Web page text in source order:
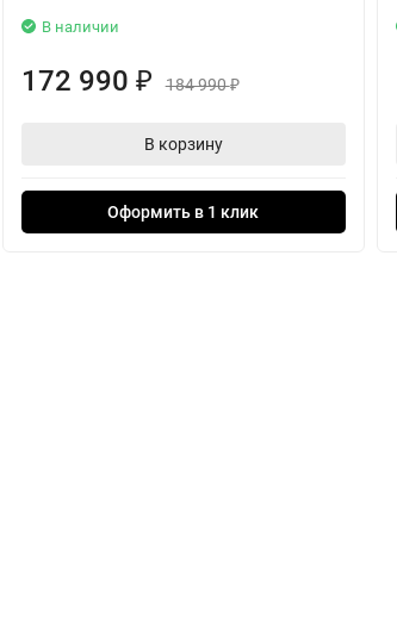
В наличии
172 990 ₽ 184 990₽
В корзину
Оформить в 1 клик